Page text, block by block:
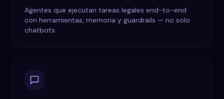
Agentes que ejecutan tareas legales end-to-end
con herramientas, memoria y guardrails — no solo
chatbots.